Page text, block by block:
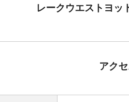
レークウエストヨッ
アク